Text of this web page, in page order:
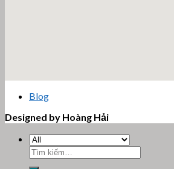
Blog
Designed by Hoàng Hải
Tìm
kiếm: